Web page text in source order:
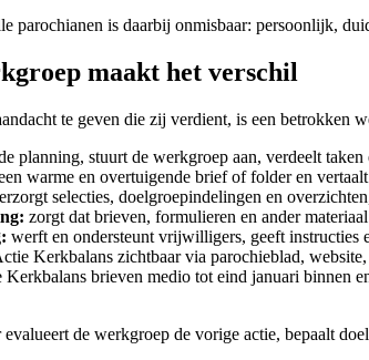
parochianen is daarbij onmisbaar: persoonlijk,
maakt het verschil
te geven die zij verdient, is een betrokken
planning, stuurt de werkgroep aan, verdeelt
warme en overtuigende brief of folder en
selecties, doelgroepindelingen en
zorgt dat brieven, formulieren en ander
werft en ondersteunt vrijwilligers, geeft instructies
Kerkbalans zichtbaar via parochieblad,
Kerkbalans brieven medio tot eind januari binnen
de werkgroep de vorige actie, bepaalt